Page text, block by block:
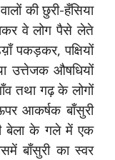
की छुरी-हँसिया
वे लोग पैसे लेते
पकड़कर, पक्षियों
उत्तेजक औषधियों
तथा गढ़ के लोगों
आकर्षक बाँसुरी
बेला के गले में एक
बाँसुरी का स्वर